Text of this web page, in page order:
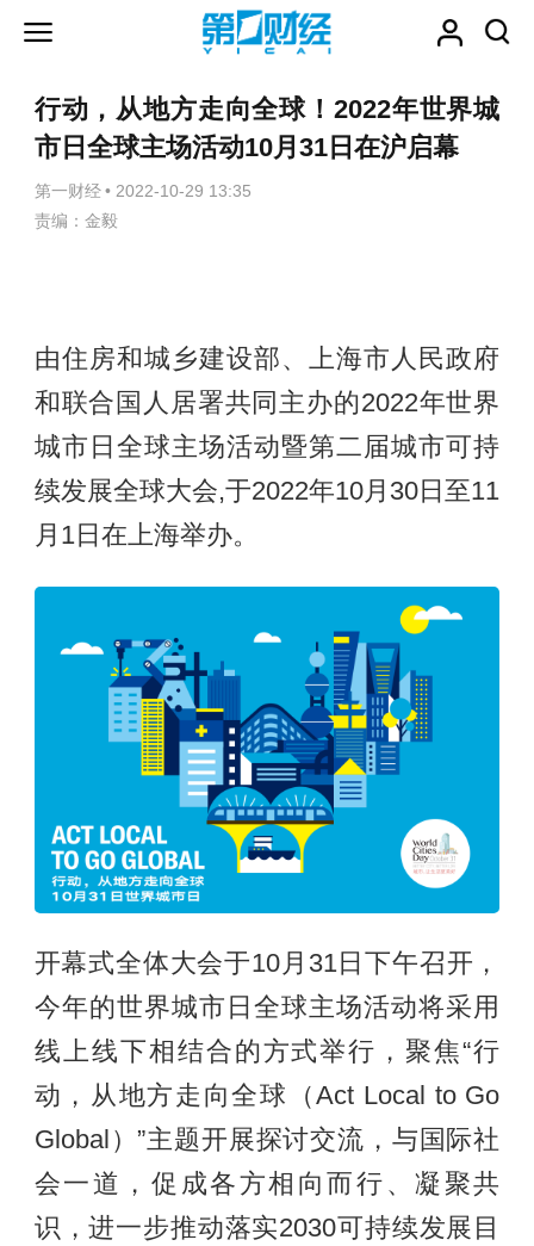
行动，从地方走向全球！2022年世界城
市日全球主场活动10月31日在沪启幕
第一财经 • 2022-10-29 13:35
责编：金毅
由住房和城乡建设部、上海市人民政府
和联合国人居署共同主办的2022年世界
城市日全球主场活动暨第二届城市可持
续发展全球大会,于2022年10月30日至11
月1日在上海举办。
开幕式全体大会于10月31日下午召开，
今年的世界城市日全球主场活动将采用
线上线下相结合的方式举行，聚焦“行
动，从地方走向全球（Act Local to Go
Global）”主题开展探讨交流，与国际社
会一道，促成各方相向而行、凝聚共
识，进一步推动落实2030可持续发展目